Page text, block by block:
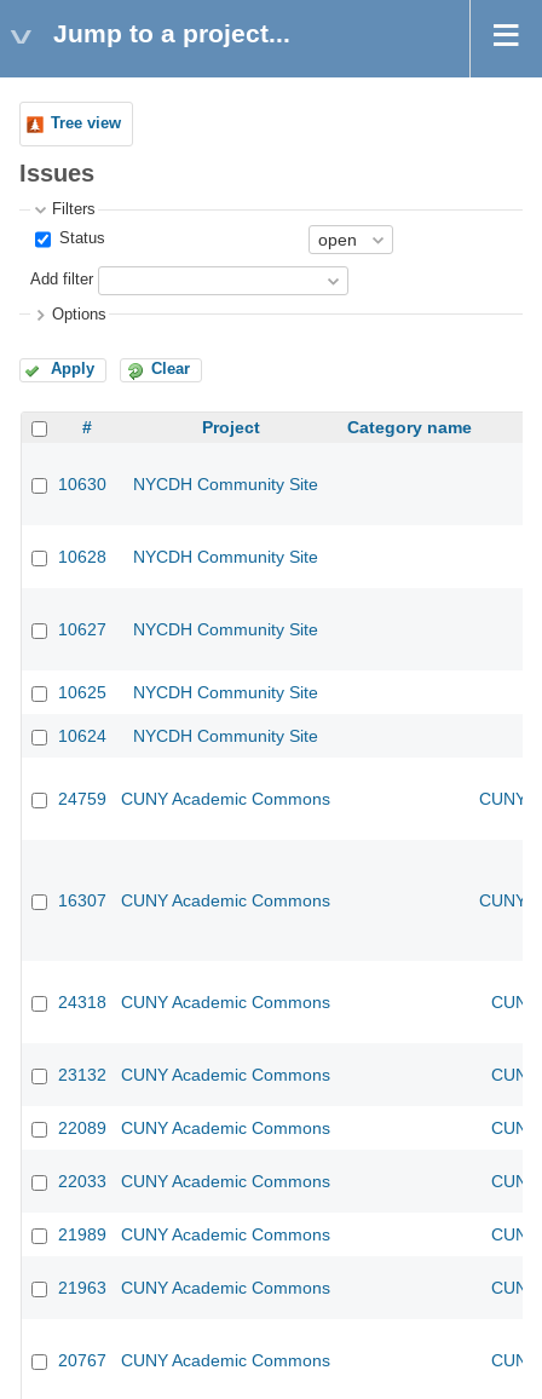
Jump to a project...
Tree view
Issues
Filters
Status
Add filter
Options
Apply Clear
# Project Category name
10630 NYCDH Community Site
10628 NYCDH Community Site
10627 NYCDH Community Site
10625 NYCDH Community Site
10624 NYCDH Community Site
24759 CUNY Academic Commons CUNY
16307 CUNY Academic Commons CUNY
24318 CUNY Academic Commons
23132 CUNY Academic Commons
22089 CUNY Academic Commons
22033 CUNY Academic Commons
21989 CUNY Academic Commons
21963 CUNY Academic Commons
20767 CUNY Academic Commons